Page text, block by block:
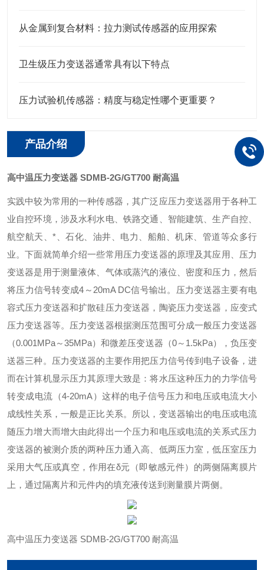
从金属到复合材料：拉力测试传感器的应用探索
卫生级压力变送器通常具有以下特点
压力试验机传感器：精度与稳定性哪个更重要？
产品介绍
高中温压力变送器 SDMB-2G/GT700 耐高温
实践中较为常用的一种传感器，其广泛应压力变送器用于各种工
业自控环境，涉及水利水电、铁路交通、智能建筑、生产自控、
航空航天、*、石化、油井、电力、船舶、机床、管道等众多行
业。下面就简单介绍一些常用压力变送器的原理及其应用、压力
变送器是用于测量液体、气体或蒸汽的液位、密度和压力，然后
将压力信号转变成4 ～ 20mA DC信号输出。 压力变送器主要有电
容式压力变送器和扩散硅压力变送器，陶瓷压力变送器，应变式
压力变送器等。压力变送器根据测压范围可分成一般压力变送器
（0.001MPa～35MPa）和微差压变送器（0～ 1.5kPa），负压变
送器三种。 压力变送器的主要作用把压力信号传到电子设备，进
而在计算机显示压力其原理大致是：将水压这种压力的力学信号
转变成电流（4-20mA）这样的电子信号压力和电压或电流大小
成线性关系，一般是正比关系。所以，变送器输出的电压或电流
随压力增大而增大由此得出一个压力和电压或电流的关系式压力
变送器的被测介质的两种压力通入高、低两压力室，低压室压力
采用大气压或真空，作用在δ元（即敏感元件）的两侧隔离膜片
上，通过隔离片和元件内的填充液传送到测量膜片两侧。
高中温压力变送器 SDMB-2G/GT700 耐高温